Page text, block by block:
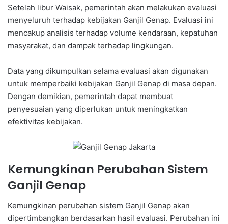
Setelah libur Waisak, pemerintah akan melakukan evaluasi
menyeluruh terhadap kebijakan Ganjil Genap. Evaluasi ini
mencakup analisis terhadap volume kendaraan, kepatuhan
masyarakat, dan dampak terhadap lingkungan.
Data yang dikumpulkan selama evaluasi akan digunakan
untuk memperbaiki kebijakan Ganjil Genap di masa depan.
Dengan demikian, pemerintah dapat membuat
penyesuaian yang diperlukan untuk meningkatkan
efektivitas kebijakan.
Kemungkinan Perubahan Sistem
Ganjil Genap
Kemungkinan perubahan sistem Ganjil Genap akan
dipertimbangkan berdasarkan hasil evaluasi. Perubahan ini